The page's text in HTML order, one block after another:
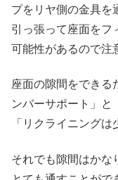
プをリヤ側の金具を
引っ張って座面をフ
可能性があるので注
座面の隙間をできる
ンバーサポート」と
「リクライニングは
それでも隙間はかな